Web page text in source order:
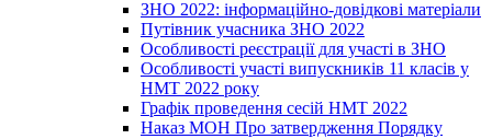
ЗНО 2022: інформаційно-довідкові матеріали
Путівник учасника ЗНО 2022
Особливості реєстрації для участі в ЗНО
Особливості участі випускників 11 класів у
НМТ 2022 року
Графік проведення сесій НМТ 2022
Наказ МОН Про затвердження Порядку